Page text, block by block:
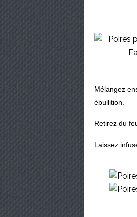
Mélangez
ébullition.
Retirez du
Laissez